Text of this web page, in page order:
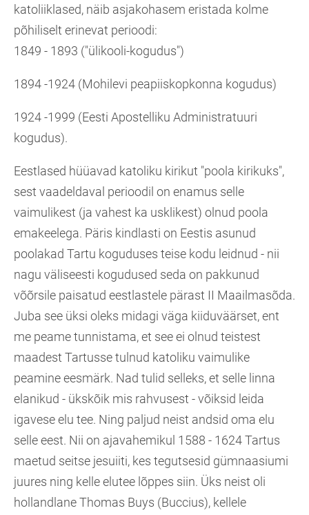
katoliiklased, näib asjakohasem eristada kolme
põhiliselt erinevat perioodi:
1849 - 1893 ("ülikooli-kogudus")
1894 -1924 (Mohilevi peapiiskopkonna kogudus)
1924 -1999 (Eesti Apostelliku Administratuuri
kogudus).
Eestlased hüüavad katoliku kirikut "poola kirikuks",
sest vaadeldaval perioodil on enamus selle
vaimulikest (ja vahest ka usklikest) olnud poola
emakeelega. Päris kindlasti on Eestis asunud
poolakad Tartu koguduses teise kodu leidnud - nii
nagu väliseesti kogudused seda on pakkunud
võõrsile paisatud eestlastele pärast II Maailmasõda.
Juba see üksi oleks midagi väga kiiduväärset, ent
me peame tunnistama, et see ei olnud teistest
maadest Tartusse tulnud katoliku vaimulike
peamine eesmärk. Nad tulid selleks, et selle linna
elanikud - ükskõik mis rahvusest - võiksid leida
igavese elu tee. Ning paljud neist andsid oma elu
selle eest. Nii on ajavahemikul 1588 - 1624 Tartus
maetud seitse jesuiiti, kes tegutsesid gümnaasiumi
juures ning kelle elutee lõppes siin. Üks neist oli
hollandlane Thomas Buys (Buccius), kellele